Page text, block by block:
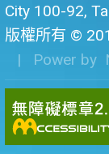
City 100-92,
版權所有 ©
| Power by